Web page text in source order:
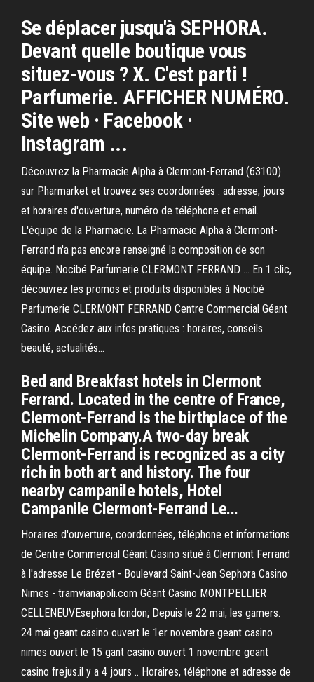
Se déplacer jusqu'à SEPHORA.
Devant quelle boutique vous
situez-vous ? X. C'est parti !
Parfumerie. AFFICHER NUMÉRO.
Site web · Facebook ·
Instagram ...
Découvrez la Pharmacie Alpha à Clermont-Ferrand (63100)
sur Pharmarket et trouvez ses coordonnées : adresse, jours
et horaires d'ouverture, numéro de téléphone et email.
L'équipe de la Pharmacie. La Pharmacie Alpha à Clermont-
Ferrand n'a pas encore renseigné la composition de son
équipe. Nocibé Parfumerie CLERMONT FERRAND … En 1 clic,
découvrez les promos et produits disponibles à Nocibé
Parfumerie CLERMONT FERRAND Centre Commercial Géant
Casino. Accédez aux infos pratiques : horaires, conseils
beauté, actualités...
Bed and Breakfast hotels in Clermont
Ferrand. Located in the centre of France,
Clermont-Ferrand is the birthplace of the
Michelin Company.A two-day break
Clermont-Ferrand is recognized as a city
rich in both art and history. The four
nearby campanile hotels, Hotel
Campanile Clermont-Ferrand Le...
Horaires d'ouverture, coordonnées, téléphone et informations
de Centre Commercial Géant Casino situé à Clermont Ferrand
à l'adresse Le Brézet - Boulevard Saint-Jean Sephora Casino
Nimes - tramvianapoli.com Géant Casino MONTPELLIER
CELLENEUVEsephora london; Depuis le 22 mai, les gamers.
24 mai geant casino ouvert le 1er novembre geant casino
nimes ouvert le 15 gant casino ouvert 1 novembre geant
casino frejus.il y a 4 jours .. Horaires, téléphone et adresse de